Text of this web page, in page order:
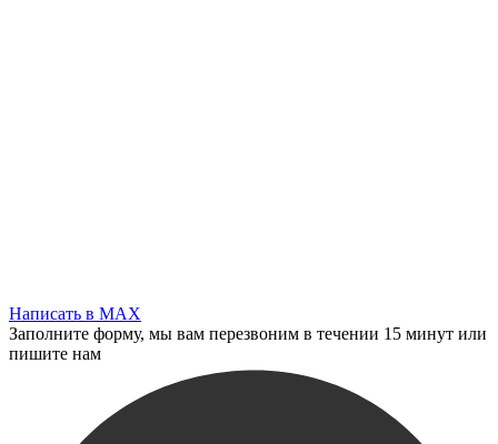
Написать в MAX
Заполните форму, мы вам перезвоним в течении 15 минут или
пишите нам